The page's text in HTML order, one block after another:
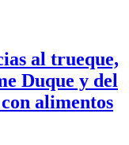
al trueque,
Duque y del
alimentos